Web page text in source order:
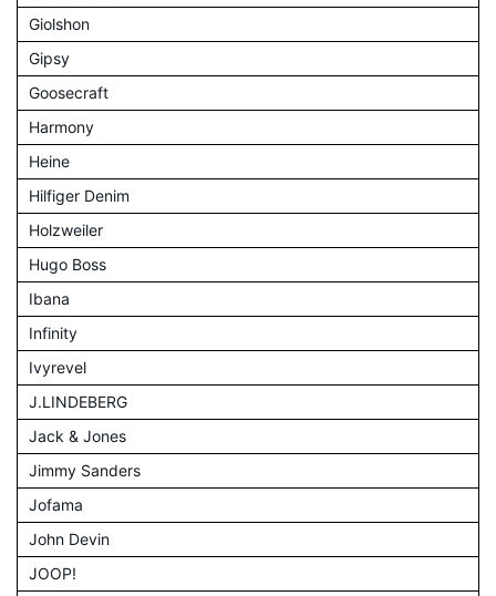
Giolshon
Gipsy
Goosecraft
Harmony
Heine
Hilfiger Denim
Holzweiler
Hugo Boss
Ibana
Infinity
Ivyrevel
J.LINDEBERG
Jack & Jones
Jimmy Sanders
Jofama
John Devin
JOOP!